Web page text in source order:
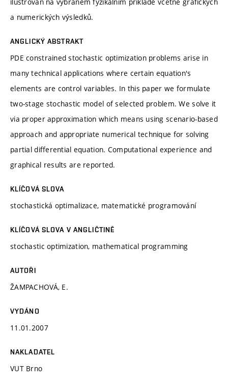
a numerických výsledků.
ANGLICKÝ ABSTRAKT
PDE constrained stochastic optimization problems arise in
many technical applications where certain equation's
elements are control variables. In this paper we formulate
two-stage stochastic model of selected problem. We solve it
via proper approximation which means using scenario-based
approach and appropriate numerical technique for solving
partial differential equation. Computational experience and
graphical results are reported.
KLÍČOVÁ SLOVA
stochastická optimalizace, matematické programování
KLÍČOVÁ SLOVA V ANGLIČTINĚ
stochastic optimization, mathematical programming
AUTOŘI
ŽAMPACHOVÁ, E.
VYDÁNO
11.01.2007
NAKLADATEL
VUT Brno